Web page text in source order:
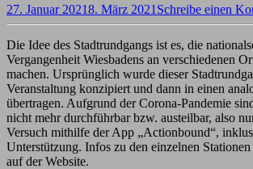
27. Januar 20218. März 2021 Schreibe einen
Die Idee des Stadtrundgangs ist es, die
Vergangenheit Wiesbadens an verschiedenen
machen. Ursprünglich wurde dieser
Veranstaltung konzipiert und dann in einen
übertragen. Aufgrund der Corona-Pandemie
nicht mehr durchführbar bzw. austeilbar, also
Versuch mithilfe der App „Actionbound“,
Unterstützung. Infos zu den einzelnen
auf der Website.